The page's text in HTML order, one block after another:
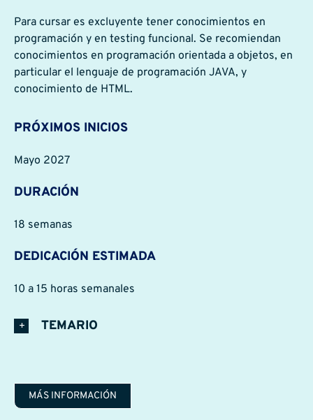
Para cursar es excluyente tener conocimientos en
programación y en testing funcional. Se recomiendan
conocimientos en programación orientada a objetos, en
particular el lenguaje de programación JAVA, y
conocimiento de HTML.
PRÓXIMOS INICIOS
Mayo 2027
DURACIÓN
18 semanas
DEDICACIÓN ESTIMADA
10 a 15 horas semanales
TEMARIO
MÁS INFORMACIÓN